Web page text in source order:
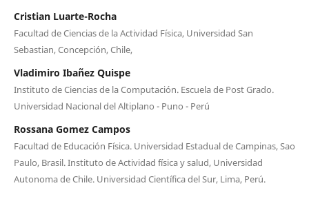
Cristian Luarte-Rocha
Facultad de Ciencias de la Actividad Física, Universidad San
Sebastian, Concepción, Chile,
Vladimiro Ibañez Quispe
Instituto de Ciencias de la Computación. Escuela de Post Grado.
Universidad Nacional del Altiplano - Puno - Perú
Rossana Gomez Campos
Facultad de Educación Física. Universidad Estadual de Campinas, Sao
Paulo, Brasil. Instituto de Actividad física y salud, Universidad
Autonoma de Chile. Universidad Científica del Sur, Lima, Perú.